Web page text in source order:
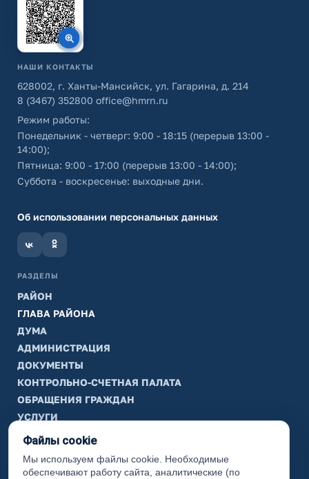
НАШИ КОНТАКТЫ
628002, г. Ханты-Мансийск, ул. Гагарина, д. 214
8 (3467) 352800 office@hmrn.ru
Режим работы:
Понедельник - четверг: 9:00 - 18:15 (перерыв 13:00 -
14:00);
Пятница: 9:00 - 17:00 (перерыв 13:00 - 14:00);
Суббота - воскресенье: выходные дни.
Об использовании персональных данных
РАЗДЕЛЫ
РАЙОН
ГЛАВА РАЙОНА
ДУМА
АДМИНИСТРАЦИЯ
ДОКУМЕНТЫ
КОНТРОЛЬНО-СЧЕТНАЯ ПАЛАТА
ОБРАЩЕНИЯ ГРАЖДАН
УСЛУГИ
ТИК
ИНФОРМАЦИЯ
Файлы cookie
Мы используем файлы cookie. Необходимые
обеспечивают работу сайта, аналитические (по